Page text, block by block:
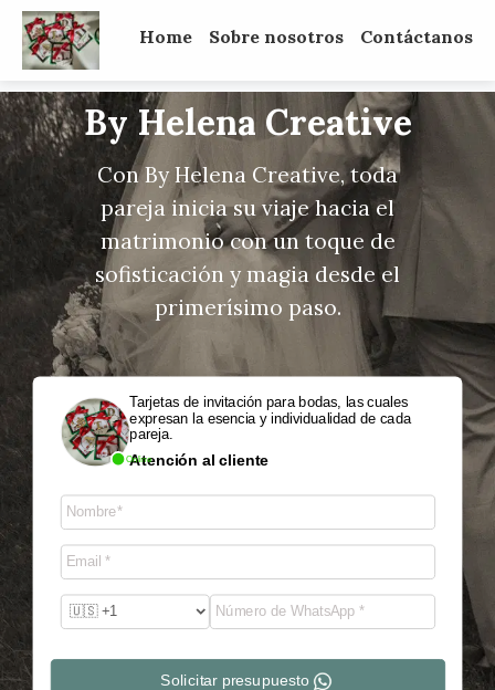
Home Sobre nosotros Contáctanos
By Helena Creative
Con By Helena Creative, toda
pareja inicia su viaje hacia el
matrimonio con un toque de
sofisticación y magia desde el
primerísimo paso.
Online
Tarjetas de invitación para bodas, las cuales
expresan la esencia y individualidad de cada
pareja.
Atención al cliente
Solicitar presupuesto